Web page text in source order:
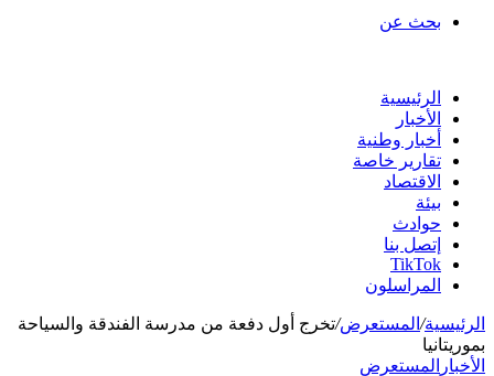
بحث عن
الرئيسية
الأخبار
أخبار وطنية
تقارير خاصة
الاقتصاد
بيئة
حوادث
إتصل بنا
TikTok
المراسلون
الرئيسية/ المستعرض/تخرج أول دفعة من مدرسة الفندقة والسياحة
بموريتانيا
الأخبار المستعرض